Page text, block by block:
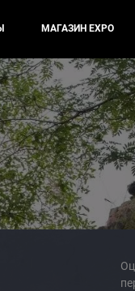
МАГАЗИН EXPO